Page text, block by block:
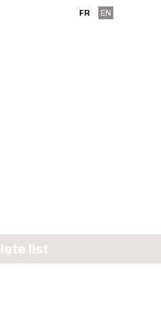
FR EN
list